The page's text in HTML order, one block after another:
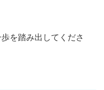
を踏み出してくださ